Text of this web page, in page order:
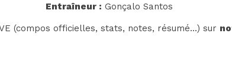
Entraîneur : Gonçalo Santos
(compos officielles, stats, notes, résumé...) sur